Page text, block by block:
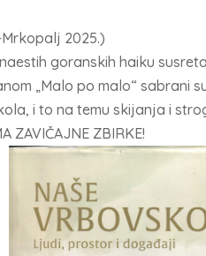
2025.)
goranskih haiku
„Malo po malo“ sabrani
i to na temu skijanja i
ZAVIČAJNE ZBIRKE!